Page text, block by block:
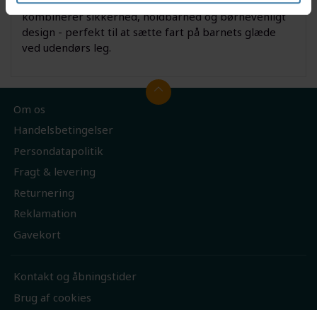
kombinerer sikkerhed, holdbarhed og børnevenligt
design - perfekt til at sætte fart på barnets glæde
ved udendørs leg.
Om os
Handelsbetingelser
Persondatapolitik
Fragt & levering
Returnering
Reklamation
Gavekort
Kontakt og åbningstider
Brug af cookies